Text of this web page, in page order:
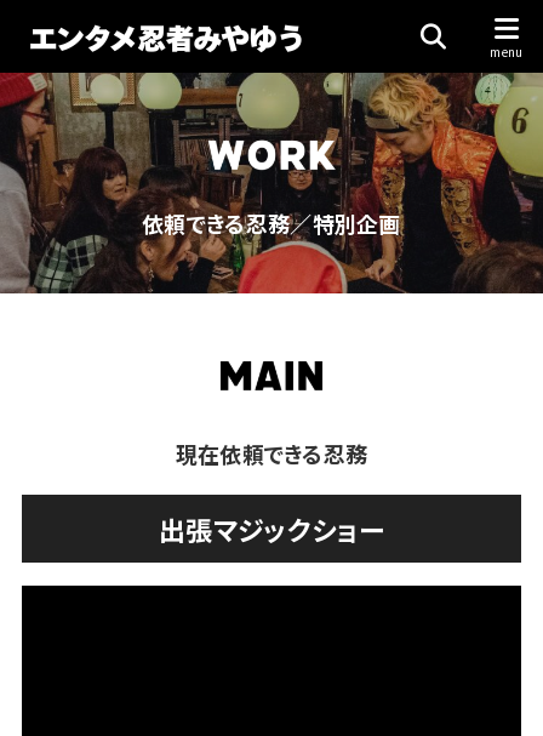
依頼できる忍務／特別企画
現在依頼できる忍務
出張マジックショー